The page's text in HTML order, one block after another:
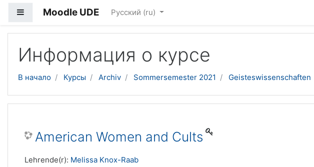
Боковая панель
Moodle UDE Русский ‎(ru)‎
Информация о курсе
В начало Курсы Archiv Sommersemester 2021 Geisteswissenschaften
American Women and Cults
Lehrende(r): Melissa Knox-Raab